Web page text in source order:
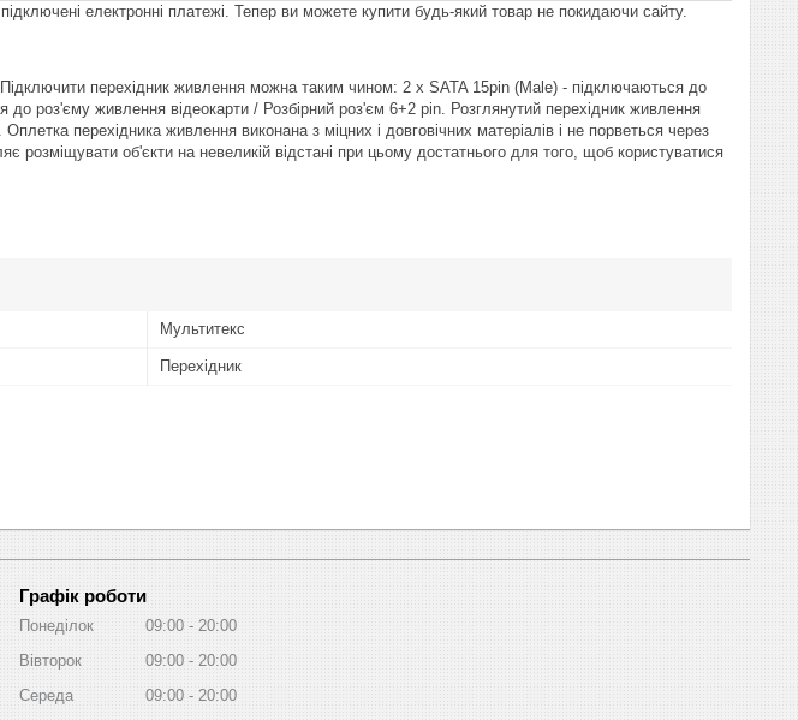
підключені електронні платежі. Тепер ви можете купити будь-який товар не покидаючи сайту.
перехідник живлення можна таким чином: 2 x SATA 15pin (Male) - підключаються до
роз'єму живлення відеокарти / Розбірний роз'єм 6+2 pin. Розглянутий перехідник живлення
перехідника живлення виконана з міцних і довговічних матеріалів і не порветься через
розміщувати об'єкти на невеликій відстані при цьому достатнього для того, щоб користуватися
Мультитекс
Перехідник
Графік роботи
Понеділок 09:00
20:00
Вівторок
09:00
20:00
Середа
09:00 20:00